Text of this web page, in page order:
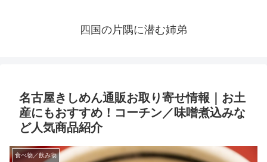
四国の片隅に潜む姉弟
名古屋きしめん通販お取り寄せ情報｜お土
産にもおすすめ！コーチン／味噌煮込みな
ど人気商品紹介
食べ物／飲み物